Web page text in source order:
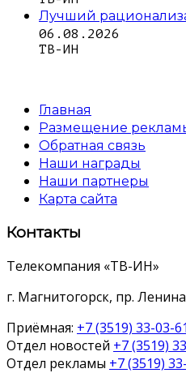
Лучший
06.08.2026
ТВ-ИН
Главная
Размещение
Обратная связь
Наши награды
Наши партнеры
Карта сайта
Контакты
Телекомпания «ТВ-ИН»
г. Магнитогорск, пр.
Приёмная: +7 (3519) 33-03-61
Отдел новостей +7 (3519)
Отдел рекламы +7 (3519)